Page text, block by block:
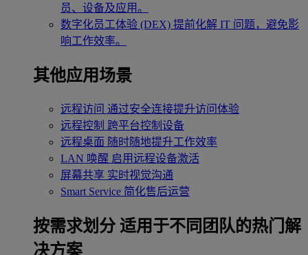
员、设备及应用。
数字化员工体验 (DEX) 提前化解 IT 问题，避免影
响工作效率。
其他应用场景
远程访问 通过安全连接提升访问体验
远程控制 跨平台控制设备
远程桌面 随时随地提升工作效率
LAN 唤醒 启用远程设备激活
屏幕共享 实时视觉沟通
Smart Service 简化售后运营
按需求划分 适用于不同团队的热门解
决方案